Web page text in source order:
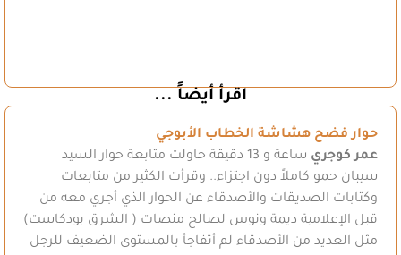
اقرأ أيضاً ...
حوار فضح هشاشة الخطاب الأبوجي
عمر كوجري
ساعة و 13 دقيقة حاولت متابعة حوار السيد
سيبان حمو كاملاً دون اجتزاء.. وقرأت الكثير من متابعات
وكتابات الصديقات والأصدقاء عن الحوار الذي أجري معه من
قبل الإعلامية ديمة ونوس لصالح منصات ( الشرق بودكاست)
مثل العديد من الأصدقاء لم أتفاجأ بالمستوى الضعيف للرجل